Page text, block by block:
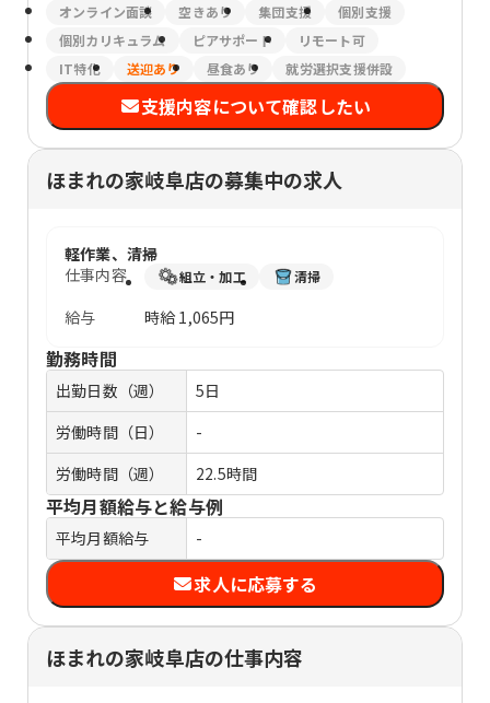
オンライン面談 空きあり 集団支援
個別支援
個別カリキュラム
ピアサポート
リモート可
IT特化
送迎あり 昼食あり 就労選択支援併設
支援内容について確認したい
ほまれの家岐阜店の募集中の求人
軽作業、清掃
仕事内容
組立・加工 清掃
給与 時給 1,065円
勤務時間
出勤日数（週）
5日
労働時間（日）
-
労働時間（週）
22.5時間
平均月額給与と給与例
平均月額給与 -
求人に応募する
ほまれの家岐阜店の仕事内容